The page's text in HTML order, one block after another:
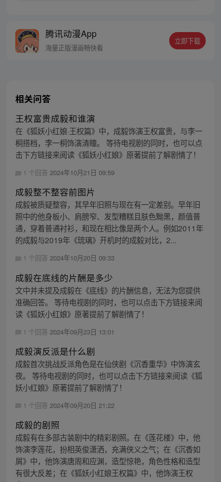
腾讯动漫App
海量正版漫画畅快看
立即下载
相关问答
王权富贵成毅和谁演
在《狐妖小红娘·王权篇》中，成毅饰演王权富贵，与李一
桐搭档，李一桐饰演清瞳。 等待电视剧的同时，也可以点
击下方链接来阅读《狐妖小红娘》原著提前了解剧情了！
1 个回答 2024年10月21日 09:59
成毅整不整容前图片
成毅被质疑整容，其早年旧照与现在有一定差别。早年旧
照中的他身板小、肩膀窄、发型糟糕且肤色黝黑，颜值普
通，穿着普通衬衫，和现在相比像是两个人。例如2011年
的成毅与2019年《琉璃》开机时的成毅对比，2...
1 个回答 2024年10月20日 09:33
成毅在底线的片酬是多少
文中并未提及成毅在《底线》的片酬信息，无法为您提供
准确回答。 等待电视剧的同时，也可以点击下方链接来阅
读《狐妖小红娘》原著提前了解剧情了！
1 个回答 2024年09月23日 13:01
成毅演反派是什么剧
成毅首次挑战反派角色是在仙侠剧《沉香重华》中饰演玄
夜。 等待电视剧的同时，也可以点击下方链接来阅读《狐
妖小红娘》原著提前了解剧情了！
1 个回答 2024年09月20日 21:22
成毅的剧照
成毅有在多部古装剧中的精彩剧照。在《莲花楼》中，他
饰演李莲花，扮相英俊潇洒，充满侠义之气；在《沉香如
屑》中，他饰演唐周和应渊，造型惊艳，角色性格和造型
有很大反差；在《狐妖小红娘王权篇》中，他饰演王权